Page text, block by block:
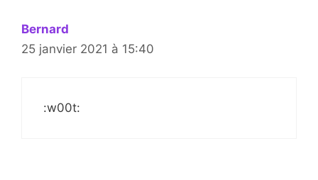
Bernard
25 janvier 2021 à 15:40
:w00t: